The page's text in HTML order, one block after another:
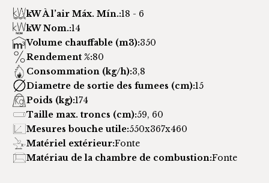
kW À l’air Máx. Mín.:18 - 6
kW Nom.:14
Volume chauffable (m3):350
Rendement %:80
Consommation (kg/h):3,8
Diametre de sortie des fumees (cm):15
Poids (kg):174
Taille max. troncs (cm):59, 60
Mesures bouche utile:550x367x460
Matériel extérieur:Fonte
Matériau de la chambre de combustion:Fonte